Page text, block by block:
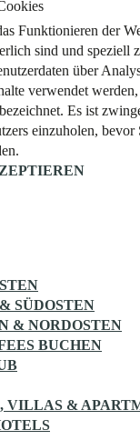
Funktionieren der
sind und speziell
über
verwendet
Es ist
einzuholen, bevor
SÜDOSTEN
& NORDOSTEN
BUCHEN
VILLAS &